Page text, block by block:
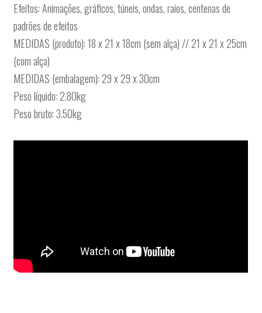
Efeitos: Animações, gráficos, túneis, ondas, raios, centenas de
padrões de efeitos
MEDIDAS (produto): 18 x 21 x 18cm (sem alça) // 21 x 21 x 25cm
(com alça)
MEDIDAS (embalagem): 29 x 29 x 30cm
Peso líquido: 2.80kg
Peso bruto: 3.50kg